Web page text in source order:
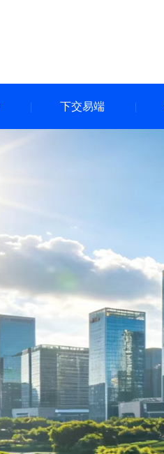
下交易端